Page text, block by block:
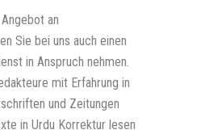
an
Sie bei uns auch einen
in Anspruch nehmen.
mit Erfahrung in
und Zeitungen
in Urdu Korrektur lesen